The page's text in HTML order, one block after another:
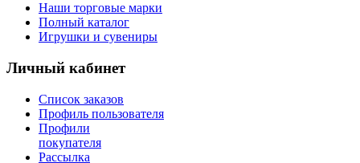
Наши торговые марки
Полный каталог
Игрушки и сувениры
Личный кабинет
Список заказов
Профиль пользователя
Профили
покупателя
Рассылка